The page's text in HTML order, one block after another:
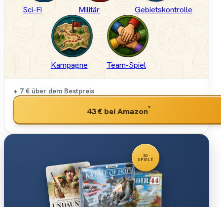
Sci-Fi Militär Gebietskontrolle
Kampagne Team-Spiel
+ 7 € über dem Bestpreis
43 € bei Amazon*
30
SPIELE